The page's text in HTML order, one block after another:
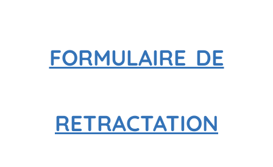
FORMULAIRE DE
RETRACTATION